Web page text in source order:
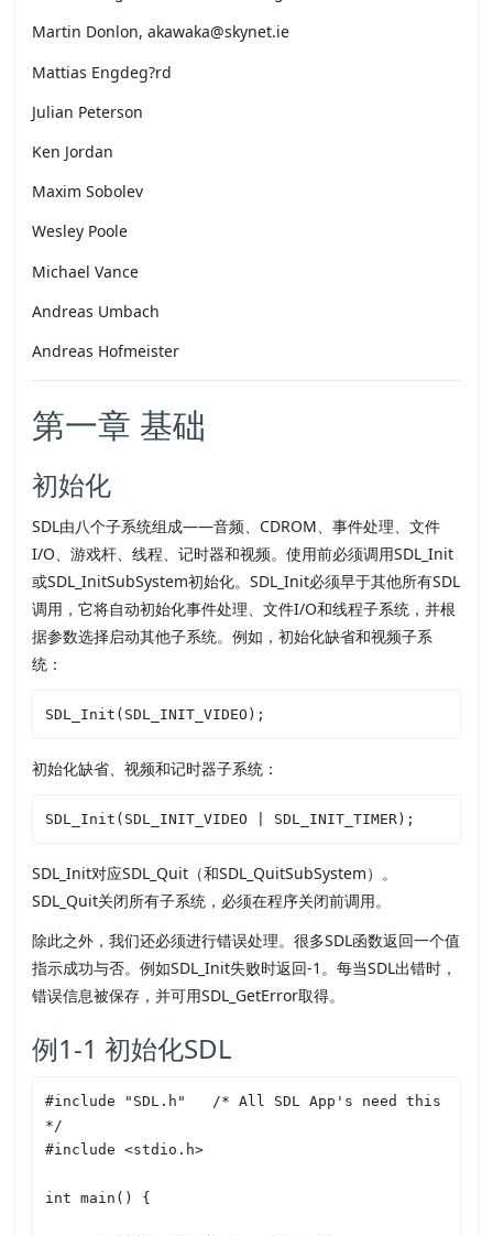
Martin Donlon, akawaka@skynet.ie
Mattias Engdeg?rd
Julian Peterson
Ken Jordan
Maxim Sobolev
Wesley Poole
Michael Vance
Andreas Umbach
Andreas Hofmeister
第一章 基础
初始化
SDL由八个子系统组成——音频、CDROM、事件处理、文件
I/O、游戏杆、线程、记时器和视频。使用前必须调用SDL _Init
或SDL _InitSubSystem初始化。SDL _Init必须早于其他所有SDL
调用，它将自动初始化事件处理、文件I/O和线程子系统，并根
据参数选择启动其他子系统。例如，初始化缺省和视频子系
统：
SDL _Init( SDL _INIT_VIDEO);
初始化缺省、视频和记时器子系统：
SDL _Init( SDL _INIT_VIDEO | SDL _INIT_TIMER);
SDL _Init对应SDL _Quit（和SDL _QuitSubSystem）。
SDL _Quit关闭所有子系统，必须在程序关闭前调用。
除此之外，我们还必须进行错误处理。很多SDL函数返回一个值
指示成功与否。例如SDL _Init失败时返回-1。每当SDL出错时，
错误信息被保存，并可用SDL _GetError取得。
例1-1 初始化SDL
#include " SDL .h"   /* All SDL
App's need this
*/
#include <stdio.h>
int main() {